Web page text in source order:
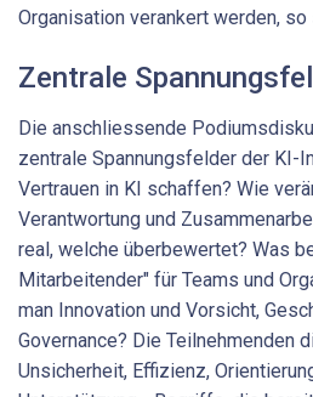
Organisation verankert werden, so
Zentrale
Die anschliessende
zentrale Spannungsfelder der KI-
Vertrauen in KI schaffen? Wie
Verantwortung und
real, welche überbewertet? Was
Mitarbeitender" für Teams und
man Innovation und Vorsicht,
Governance? Die Teilnehmenden
Unsicherheit, Effizienz,